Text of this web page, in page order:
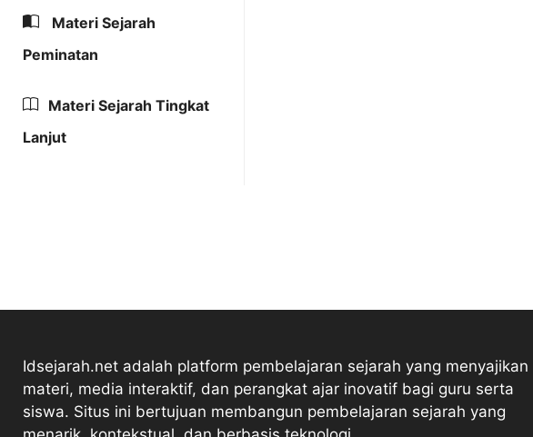
Materi Sejarah
Peminatan
Materi Sejarah Tingkat
Lanjut
Idsejarah.net adalah platform pembelajaran sejarah yang menyajikan
materi, media interaktif, dan perangkat ajar inovatif bagi guru serta
siswa. Situs ini bertujuan membangun pembelajaran sejarah yang